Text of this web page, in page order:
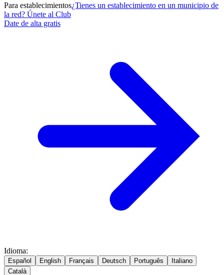
Para establecimientos¿Tienes un establecimiento en un municipio de
la red? Únete al Club
Date de alta gratis
Idioma:
Español English Français Deutsch Português
Italiano
Català